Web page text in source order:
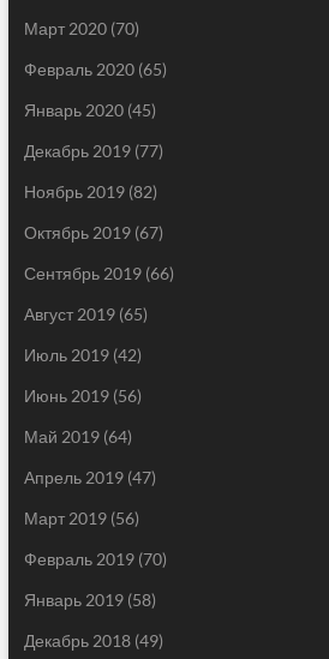
Март 2020(70)
Февраль 2020(65)
Январь 2020(45)
Декабрь 2019(77)
Ноябрь 2019(82)
Октябрь 2019(67)
Сентябрь 2019(66)
Август 2019(65)
Июль 2019(42)
Июнь 2019(56)
Май 2019(64)
Апрель 2019(47)
Март 2019(56)
Февраль 2019(70)
Январь 2019(58)
Декабрь 2018(49)